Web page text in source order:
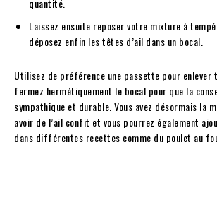
quantité.
Laissez ensuite reposer votre mixture à
déposez enfin les têtes d’ail dans un bocal.
Utilisez de préférence une passette pour enlever
fermez hermétiquement le bocal pour que la
sympathique et durable. Vous avez désormais la
avoir de l’ail confit et vous pourrez également
dans différentes recettes comme du poulet au